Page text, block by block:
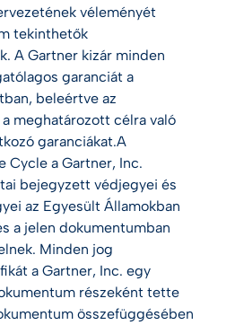
véleményét
tekinthetők
A Gartner kizár minden
garanciát a
beleértve az
meghatározott célra való
garanciákat.A
Cycle a Gartner, Inc.
bejegyzett védjegyei és
az Egyesült Államokban
a jelen dokumentumban
Minden jog
a Gartner, Inc. egy
részeként tette
összefüggésében